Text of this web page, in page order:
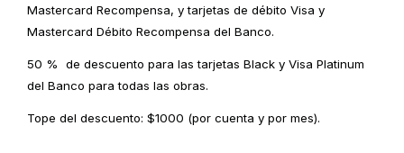
Mastercard Recompensa, y tarjetas de débito Visa y
Mastercard Débito Recompensa del Banco.
50 % de descuento para las tarjetas Black y Visa Platinum
del Banco para todas las obras.
Tope del descuento: $1000 (por cuenta y por mes).